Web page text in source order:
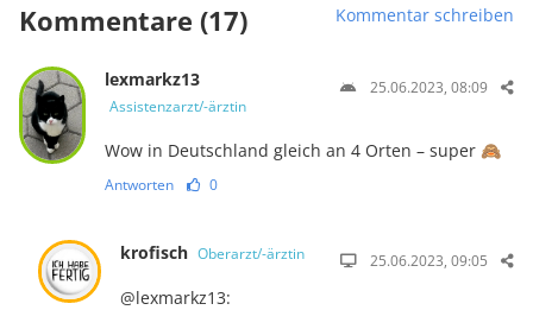
Kommentare (17) Kommentar schreiben
lexmarkz13
Assistenzarzt/-ärztin
25.06.2023, 08:09
Wow in Deutschland gleich an 4 Orten – super 🙈
Antworten 0
krofisch Oberarzt/-ärztin 25.06.2023, 09:05
@lexmarkz13: